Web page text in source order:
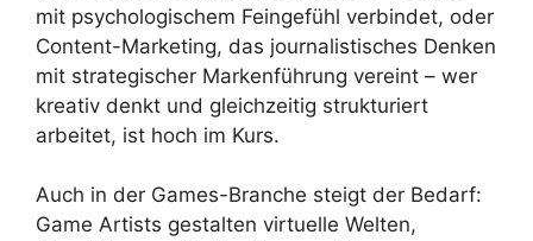
mit psychologischem Feingefühl verbindet, oder
Content-Marketing, das journalistisches Denken
mit strategischer Markenführung vereint – wer
kreativ denkt und gleichzeitig strukturiert
arbeitet, ist hoch im Kurs.
Auch in der Games-Branche steigt der Bedarf:
Game Artists gestalten virtuelle Welten,